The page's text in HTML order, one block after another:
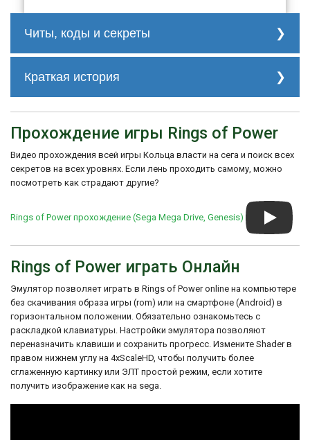
Читы, коды и секреты
контроллере 2 нажмите и удерживайте A,
B, C, Start, а на крестике направлений
установите на Down/Right; теперь
включите аппарат и увидите другой
Краткая история
еще молодым стартапом и работала над
несколькими проектами. Однако их
основатели, Энди Гэвиш и Джейсон
Рубин, были большими поклонниками
ролевых игр и хотели создать что-то
время.
Разработка Rings of Power была трудной и
проблемами и ограничениями консоли, а
также с недофинансированием и
сжатыми сроками. Однако благодаря
упорству и таланту разработчиков игра
была выпущена и получила
положительные отзывы от критиков и
игроков.
Особенности Rings of Power включают
насыщенный игровой мир, яркую графику,
разнообразных персонажей и
виртуальный язык, созданный специально
для этой игры. Она также отличается
Прохождение игры Rings of Power
Видео прохождения всей игры Кольца власти на сега и поиск всех
секретов на всех уровнях. Если лень проходить самому, можно
посмотреть как страдают другие?
Rings of Power прохождение (Sega Mega Drive, Genesis)
Rings of Power играть Онлайн
Эмулятор позволяет играть в Rings of Power online на компьютере
без скачивания образа игры (rom) или на смартфоне (Android) в
горизонтальном положении. Обязательно ознакомьтесь с
раскладкой клавиатуры. Настройки эмулятора позволяют
переназначить клавиши и сохранить прогресс. Измените Shader в
правом нижнем углу на 4xScaleHD, чтобы получить более
сглаженную картинку или ЭЛТ простой режим, если хотите
получить изображение как на sega.